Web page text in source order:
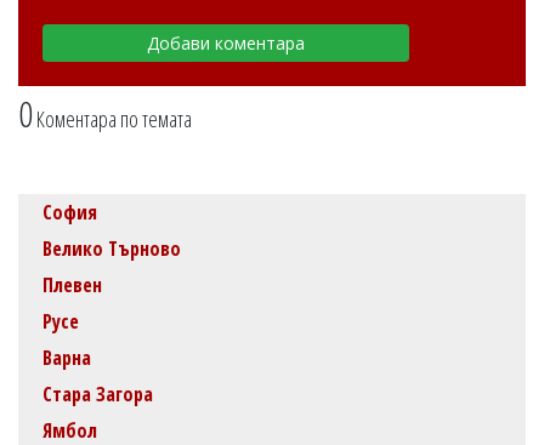
0Коментара по темата
София
Велико Търново
Плевен
Русе
Варна
Стара Загора
Ямбол